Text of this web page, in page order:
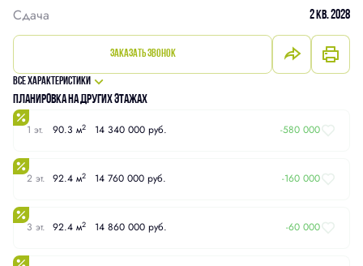
Сдача 2 кв. 2028
Заказать звонок
Все характеристики
Планировка на других этажах
1 эт. 90.3 м2 14 340 000 руб. -580 000
2 эт. 92.4 м2 14 760 000 руб. -160 000
3 эт. 92.4 м2 14 860 000 руб. -60 000